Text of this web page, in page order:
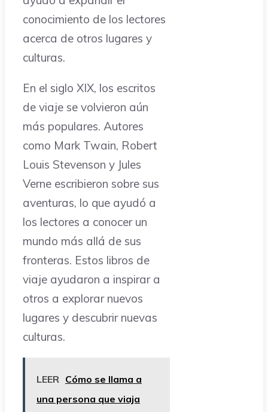
conocimiento de los lectores
acerca de otros lugares y
culturas.
En el siglo XIX, los escritos
de viaje se volvieron aún
más populares. Autores
como Mark Twain, Robert
Louis Stevenson y Jules
Verne escribieron sobre sus
aventuras, lo que ayudó a
los lectores a conocer un
mundo más allá de sus
fronteras. Estos libros de
viaje ayudaron a inspirar a
otros a explorar nuevos
lugares y descubrir nuevas
culturas.
LEER Cómo se llama a
una persona que viaja